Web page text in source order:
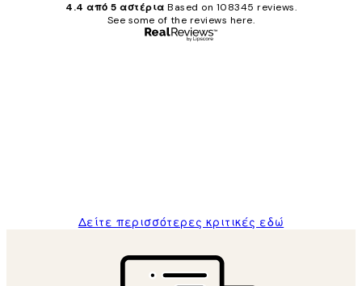
4.4 από 5 αστέρια Based on 108345 reviews.
See some of the reviews here.
Δείτε περισσότερες κριτικές εδώ